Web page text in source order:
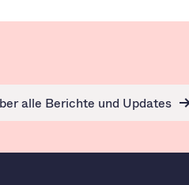
alle Berichte und Updates